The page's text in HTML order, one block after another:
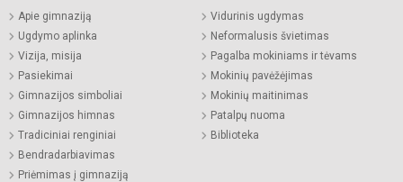
Apie gimnaziją
Ugdymo aplinka
Vizija, misija
Pasiekimai
Gimnazijos simboliai
Gimnazijos himnas
Tradiciniai renginiai
Bendradarbiavimas
Priėmimas į gimnaziją
Vidurinis ugdymas
Neformalusis švietimas
Pagalba mokiniams ir tėvams
Mokinių pavėžėjimas
Mokinių maitinimas
Patalpų nuoma
Biblioteka